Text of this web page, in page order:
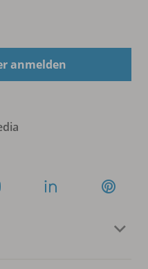
anmelden